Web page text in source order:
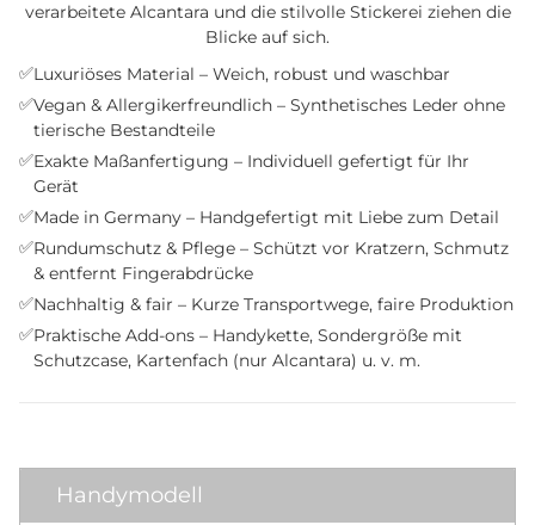
verarbeitete Alcantara und die stilvolle Stickerei ziehen die
Blicke auf sich.
✅Luxuriöses Material – Weich, robust und waschbar
✅Vegan & Allergikerfreundlich – Synthetisches Leder ohne
tierische Bestandteile
✅Exakte Maßanfertigung – Individuell gefertigt für Ihr
Gerät
✅Made in Germany – Handgefertigt mit Liebe zum Detail
✅Rundumschutz & Pflege – Schützt vor Kratzern, Schmutz
& entfernt Fingerabdrücke
✅Nachhaltig & fair – Kurze Transportwege, faire Produktion
✅Praktische Add-ons – Handykette, Sondergröße mit
Schutzcase, Kartenfach (nur Alcantara) u. v. m.
Handymodell